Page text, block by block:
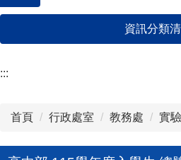
資訊分類
:::
首頁 行政處室 教務處 實